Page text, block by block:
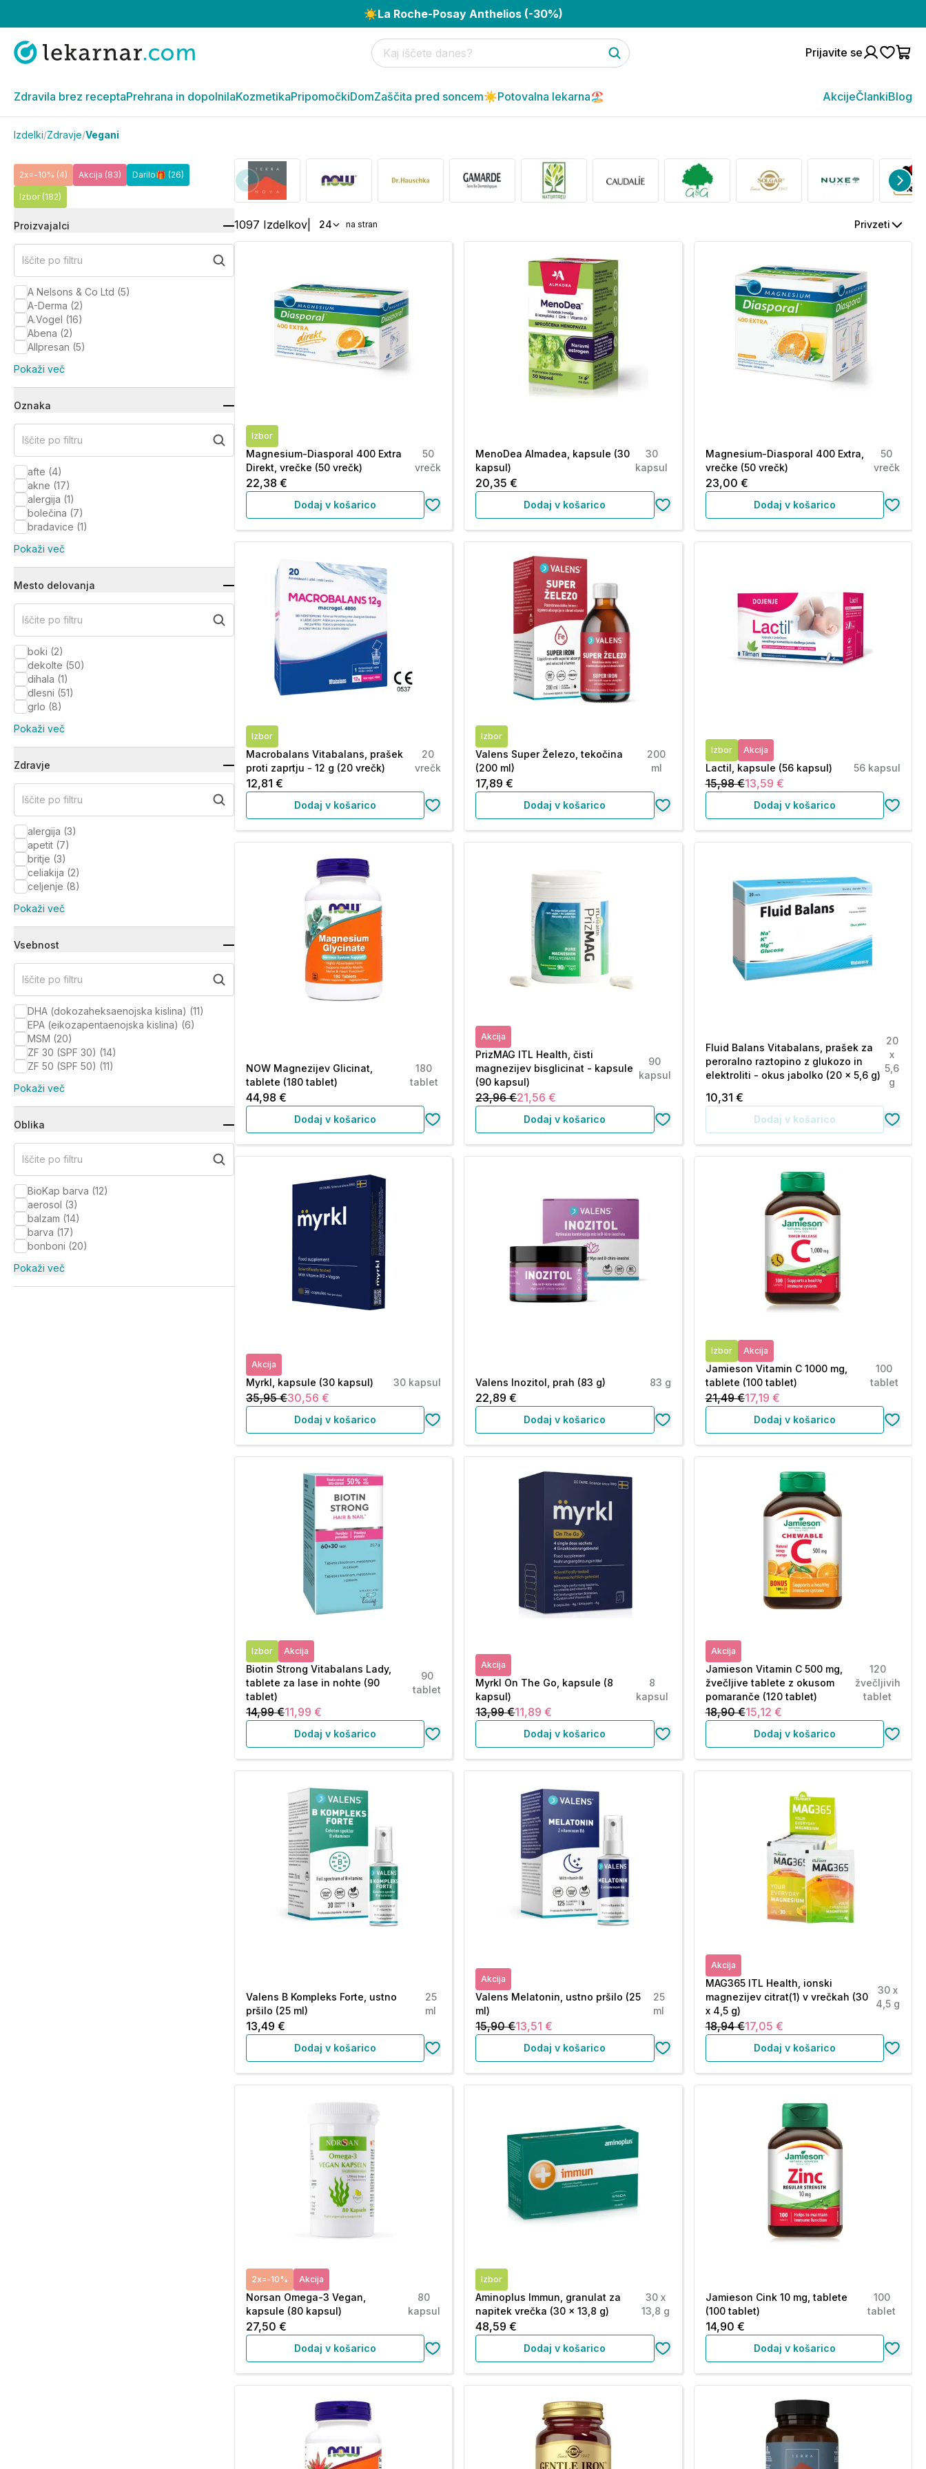
☀️La Roche-Posay Anthelios (-30%)
Prijavite se
Zdravila brez receptaPrehrana in dopolnilaKozmetikaPripomočkiDomZaščita pred soncem☀️Potovalna lekarna🏖️ AkcijeČlankiBlog
Izdelki/Zdravje/Vegani
2x=-10% (4) Akcija (83) Darilo🎁 (26)
Izbor (182)
Proizvajalci
Iščite po filtru
A Nelsons & Co Ltd (5)
A-Derma (2)
A.Vogel (16)
Abena (2)
Allpresan (5)
Pokaži več
Oznaka
Iščite po filtru
afte (4)
akne (17)
alergija (1)
bolečina (7)
bradavice (1)
Pokaži več
Mesto delovanja
Iščite po filtru
boki (2)
dekolte (50)
dihala (1)
dlesni (51)
grlo (8)
Pokaži več
Zdravje
Iščite po filtru
alergija (3)
apetit (7)
britje (3)
celiakija (2)
celjenje (8)
Pokaži več
Vsebnost
Iščite po filtru
DHA (dokozaheksaenojska kislina) (11)
EPA (eikozapentaenojska kislina) (6)
MSM (20)
ZF 30 (SPF 30) (14)
ZF 50 (SPF 50) (11)
Pokaži več
Oblika
Iščite po filtru
BioKap barva (12)
aerosol (3)
balzam (14)
barva (17)
bonboni (20)
Pokaži več
1097 Izdelkov 24 na stran Privzeti
Izbor
Magnesium-Diasporal 400 Extra
Direkt, vrečke (50 vrečk)
50
vrečk
22,38 €
Dodaj v košarico
MenoDea Almadea, kapsule (30
kapsul)
30
kapsul
20,35 €
Dodaj v košarico
Magnesium-Diasporal 400 Extra,
vrečke (50 vrečk)
50
vrečk
23,00 €
Dodaj v košarico
Izbor
Macrobalans Vitabalans, prašek
proti zaprtju - 12 g (20 vrečk)
20
vrečk
12,81 €
Dodaj v košarico
Izbor
Valens Super Železo, tekočina
(200 ml)
200
ml
17,89 €
Dodaj v košarico
Izbor Akcija
Lactil, kapsule (56 kapsul) 56 kapsul
15,98 €13,59 €
Dodaj v košarico
NOW Magnezijev Glicinat,
tablete (180 tablet)
180
tablet
44,98 €
Dodaj v košarico
Akcija
PrizMAG ITL Health, čisti
magnezijev bisglicinat - kapsule
(90 kapsul)
90
kapsul
23,96 €21,56 €
Dodaj v košarico
Fluid Balans Vitabalans, prašek za
peroralno raztopino z glukozo in
elektroliti - okus jabolko (20 x 5,6 g)
20
x
5,6
g
10,31 €
Dodaj v košarico
Akcija
Myrkl, kapsule (30 kapsul) 30 kapsul
35,95 €30,56 €
Dodaj v košarico
Valens Inozitol, prah (83 g) 83 g
22,89 €
Dodaj v košarico
Izbor Akcija
Jamieson Vitamin C 1000 mg,
tablete (100 tablet)
100
tablet
21,49 €17,19 €
Dodaj v košarico
Izbor Akcija
Biotin Strong Vitabalans Lady,
tablete za lase in nohte (90
tablet)
90
tablet
14,99 €11,99 €
Dodaj v košarico
Akcija
Myrkl On The Go, kapsule (8
kapsul)
8
kapsul
13,99 €11,89 €
Dodaj v košarico
Akcija
Jamieson Vitamin C 500 mg,
žvečljive tablete z okusom
pomaranče (120 tablet)
120
žvečljivih
tablet
18,90 €15,12 €
Dodaj v košarico
Valens B Kompleks Forte, ustno
pršilo (25 ml)
25
ml
13,49 €
Dodaj v košarico
Akcija
Valens Melatonin, ustno pršilo (25
ml)
25
ml
15,90 €13,51 €
Dodaj v košarico
Akcija
MAG365 ITL Health, ionski
magnezijev citrat(1) v vrečkah (30
x 4,5 g)
30 x
4,5 g
18,94 €17,05 €
Dodaj v košarico
2x=-10% Akcija
Norsan Omega-3 Vegan,
kapsule (80 kapsul)
80
kapsul
27,50 €
Dodaj v košarico
Izbor
Aminoplus Immun, granulat za
napitek vrečka (30 x 13,8 g)
30 x
13,8 g
48,59 €
Dodaj v košarico
Jamieson Cink 10 mg, tablete
(100 tablet)
100
tablet
14,90 €
Dodaj v košarico